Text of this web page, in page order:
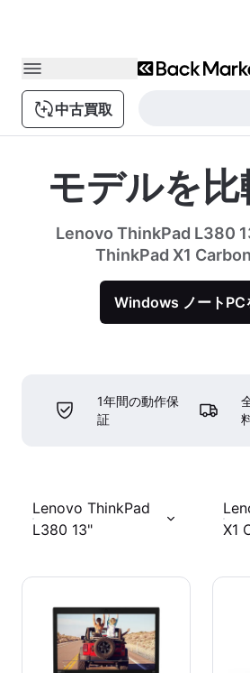
中古買取
モデルを比
Lenovo ThinkPad L380
ThinkPad X1
Windows ノートPC
1年間の動作保
証
Lenovo ThinkPad
L380 13"
X1